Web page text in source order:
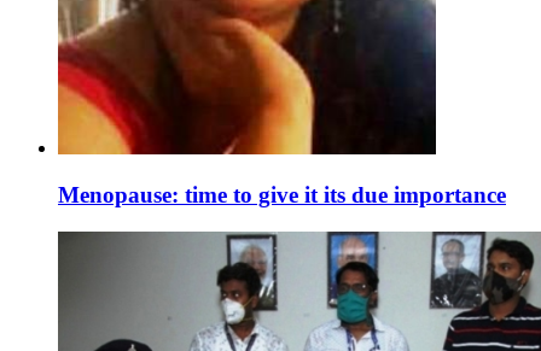
Menopause: time to give it its due importance